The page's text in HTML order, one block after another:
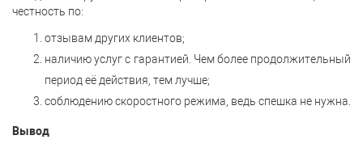
честность по:
отзывам других клиентов;
наличию услуг с гарантией. Чем более продолжительный
период её действия, тем лучше;
соблюдению скоростного режима, ведь спешка не нужна.
Вывод